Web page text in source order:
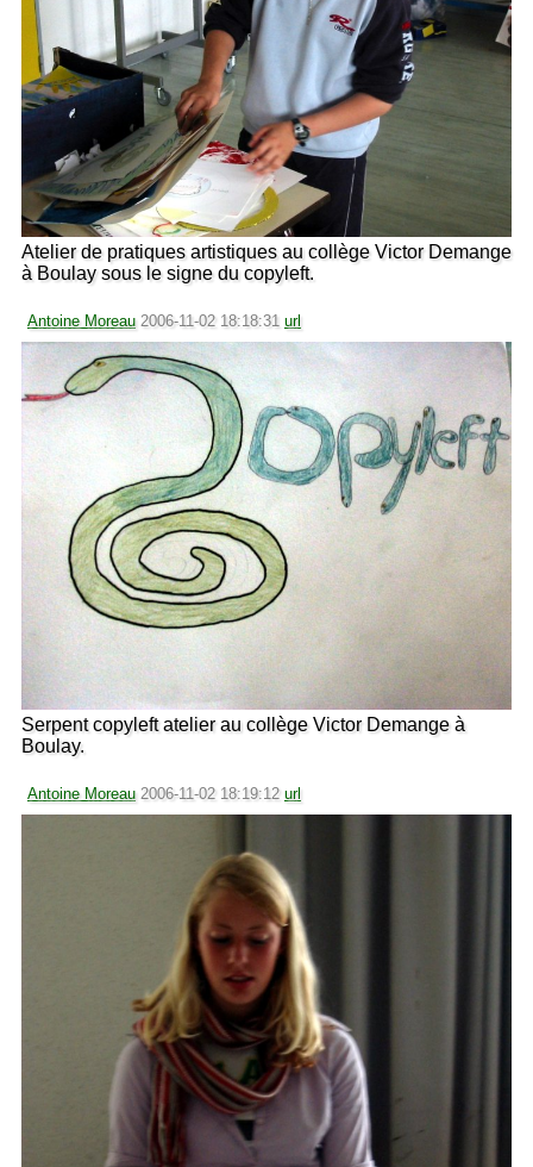
Atelier de pratiques artistiques au collège Victor Demange
à Boulay sous le signe du copyleft.
Antoine Moreau 2006-11-02 18:18:31 url
Serpent copyleft atelier au collège Victor Demange à
Boulay.
Antoine Moreau 2006-11-02 18:19:12 url